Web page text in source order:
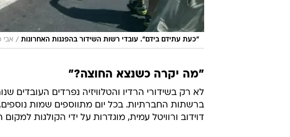
"כעת עתידם בידם". עובדי רשות השידור בהפגנות האחרונות / אבי
"מה יקרה כשנצא החוצה?"
לא רק בשידורי הרדיו והטלוויזיה נפרדים העובדים
ברשתות החברתיות. בכל יום מתווספים שמות
דוידוב ורוויטל עמית, מוגדרות על ידי הקולגות